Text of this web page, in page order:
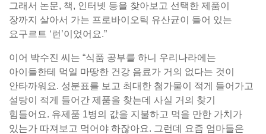
그래서 논문, 책, 인터넷 등을 찾아보고 선택한 제품이
장까지 살아서 가는 프로바이오틱 유산균이 들어 있는
요구르트 ‘런’이었어요.”
이어 박수진 씨는 “식품 공부를 하니 우리나라에는
아이들한테 먹일 마땅한 건강 음료가 거의 없다는 것이
안타까워요. 성분표를 보고 최대한 첨가물이 적게 들어가고
설탕이 적게 들어간 제품을 찾는데 사실 거의 찾기
힘들어요. 유제품 1병의 값을 지불하고 먹을 만한 가치가
있는가 따져보고 먹어야 하잖아요. 그런데 요즘 엄마들은